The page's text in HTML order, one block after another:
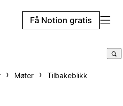
Få Notion gratis
Møter Tilbakeblikk